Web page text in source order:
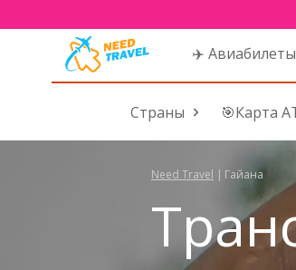
✈️ Авиабилеты
Страны 🎯Карта
Need Travel | Гайана